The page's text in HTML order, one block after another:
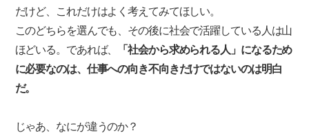
だけど、これだけはよく考えてみてほしい。
このどちらを選んでも、その後に社会で活躍している人は山
ほどいる。であれば、
「社会から求められる人」になるため
に必要なのは、仕事への向き不向きだけではないのは明白
だ。
じゃあ、なにが違うのか？